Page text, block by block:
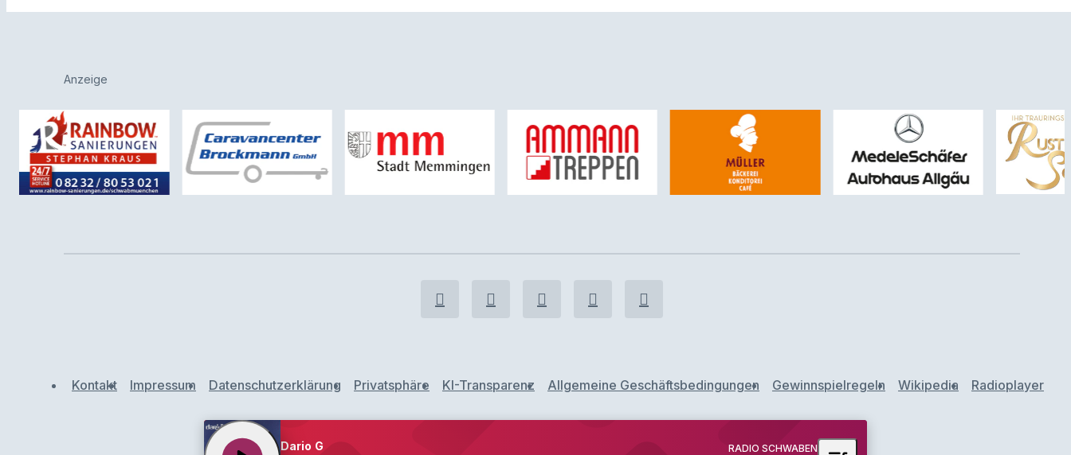
Anzeige
Kontakt Impressum Datenschutzerklärung Privatsphäre KI-Transparenz Allgemeine Geschäftsbedingungen Gewinnspielregeln Wikipedia Radioplayer
Dario G RADIO SCHWABEN